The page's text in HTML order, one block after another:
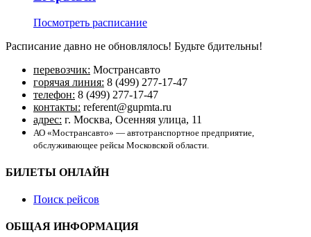
Посмотреть расписание
Расписание давно не обновлялось! Будьте бдительны!
перевозчик: Мострансавто
горячая линия: 8 (499) 277-17-47
телефон: 8 (499) 277-17-47
контакты: referent@gupmta.ru
адрес: г. Москва, Осенняя улица, 11
АО «Мострансавто» — автотранспортное предприятие,
обслуживающее рейсы Московской области.
БИЛЕТЫ ОНЛАЙН
Поиск рейсов
ОБЩАЯ ИНФОРМАЦИЯ